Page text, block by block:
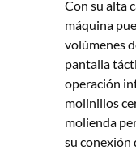
Con su alta
máquina
volúmenes
pantalla
operación
molinillos
molienda
su conexión